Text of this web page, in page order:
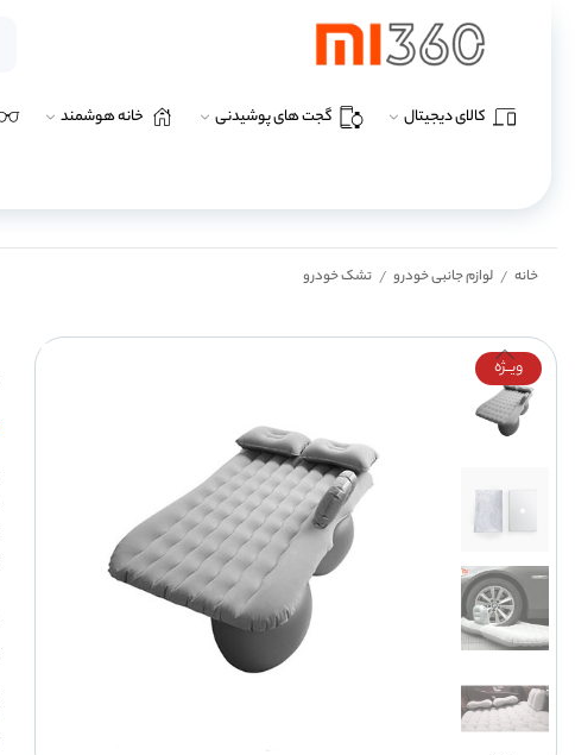
کالای دیجیتال گجت های پوشیدنی خانه هوشمند
خانه / لوازم جانبی خودرو / تشک خودرو
ویــژه